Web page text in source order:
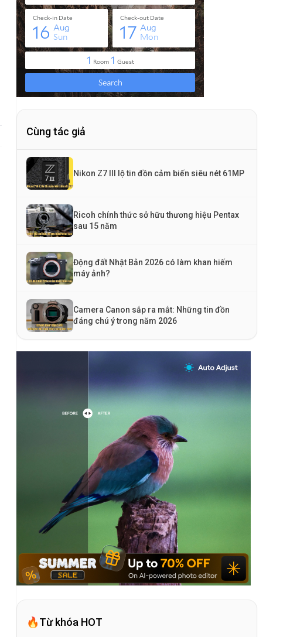
Cùng tác giả
Nikon Z7 III lộ tin đồn cảm biến siêu nét 61MP
Ricoh chính thức sở hữu thương hiệu Pentax
sau 15 năm
Động đất Nhật Bản 2026 có làm khan hiếm
máy ảnh?
Camera Canon sắp ra mắt: Những tin đồn
đáng chú ý trong năm 2026
🔥Từ khóa HOT